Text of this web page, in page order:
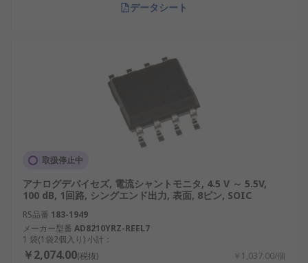
データシート
取扱停止中
アナログデバイセズ, 電流シャントモニタ, 4.5 V ～ 5.5V,
100 dB, 1回路, シングエンド出力, 表面, 8ピン, SOIC
RS品番 183-1949
メーカー型番 AD8210YRZ-REEL7
1 袋(1袋2個入り) 小計：
￥2,074.00(税抜) ￥1,037.00/個